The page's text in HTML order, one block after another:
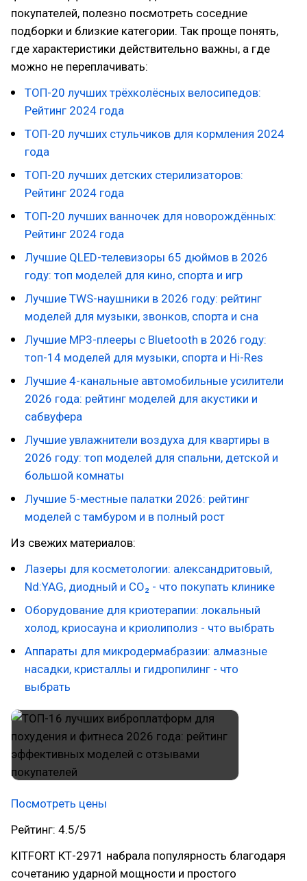
покупателей, полезно посмотреть соседние
подборки и близкие категории. Так проще понять,
где характеристики действительно важны, а где
можно не переплачивать:
ТОП-20 лучших трёхколёсных велосипедов:
Рейтинг 2024 года
ТОП-20 лучших стульчиков для кормления 2024
года
ТОП-20 лучших детских стерилизаторов:
Рейтинг 2024 года
ТОП-20 лучших ванночек для новорождённых:
Рейтинг 2024 года
Лучшие QLED-телевизоры 65 дюймов в 2026
году: топ моделей для кино, спорта и игр
Лучшие TWS-наушники в 2026 году: рейтинг
моделей для музыки, звонков, спорта и сна
Лучшие MP3-плееры с Bluetooth в 2026 году:
топ-14 моделей для музыки, спорта и Hi-Res
Лучшие 4-канальные автомобильные усилители
2026 года: рейтинг моделей для акустики и
сабвуфера
Лучшие увлажнители воздуха для квартиры в
2026 году: топ моделей для спальни, детской и
большой комнаты
Лучшие 5-местные палатки 2026: рейтинг
моделей с тамбуром и в полный рост
Из свежих материалов:
Лазеры для косметологии: александритовый,
Nd:YAG, диодный и CO₂ - что покупать клинике
Оборудование для криотерапии: локальный
холод, криосауна и криолиполиз - что выбрать
Аппараты для микродермабразии: алмазные
насадки, кристаллы и гидропилинг - что
выбрать
Посмотреть цены
Рейтинг: 4.5/5
KITFORT КТ-2971 набрала популярность благодаря
сочетанию ударной мощности и простого